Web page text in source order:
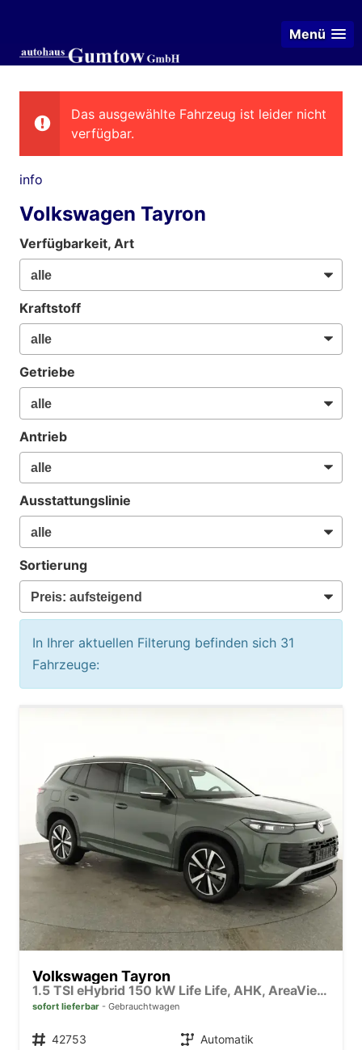
Menü
Das ausgewählte Fahrzeug ist leider nicht
verfügbar.
info
Volkswagen Tayron
Verfügbarkeit, Art
Kraftstoff
Getriebe
Antrieb
Ausstattungslinie
Sortierung
In Ihrer aktuellen Filterung befinden sich 31
Fahrzeuge:
Volkswagen Tayron
1.5 TSI eHybrid 150 kW Life Life, AHK, AreaView, Side, Navi, Winter, 5-J. Garantie
sofort lieferbar Gebrauchtwagen
Fahrzeugnr. 42753 Getriebe Automatik